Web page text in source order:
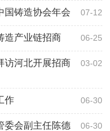
07-12
国铸造协会年会
06-25
造产业链招商
03-02
访河北开展招商
06-30
作
06-30
委会副主任陈德